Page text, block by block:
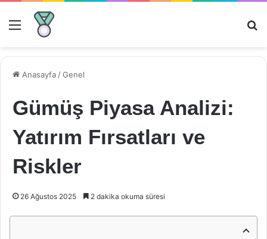
Menü
Anasayfa /Genel
Gümüş Piyasa Analizi:
Yatırım Fırsatları ve
Riskler
26 Ağustos 2025 2 dakika okuma süresi